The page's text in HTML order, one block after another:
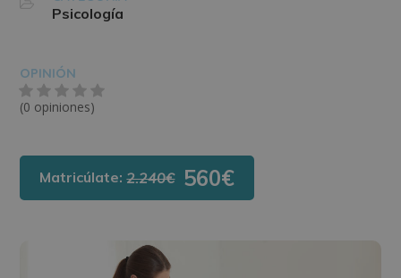
Psicología
OPINIÓN
(0 opiniones)
Matricúlate:2.240€ 560€